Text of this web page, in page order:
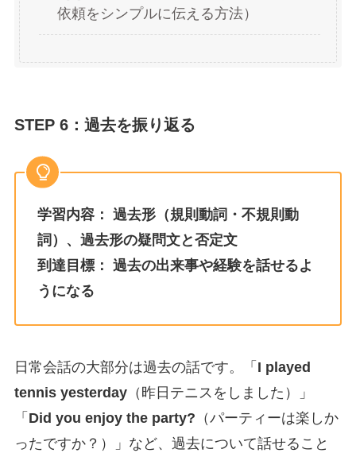
依頼をシンプルに伝える方法）
STEP 6：過去を振り返る
学習内容： 過去形（規則動詞・不規則動
詞）、過去形の疑問文と否定文
到達目標： 過去の出来事や経験を話せるよ
うになる
日常会話の大部分は過去の話です。「 I played
tennis yesterday（昨日テニスをしました）」
「 Did you enjoy the party? （パーティーは楽しか
ったですか？）」など、過去について話せること